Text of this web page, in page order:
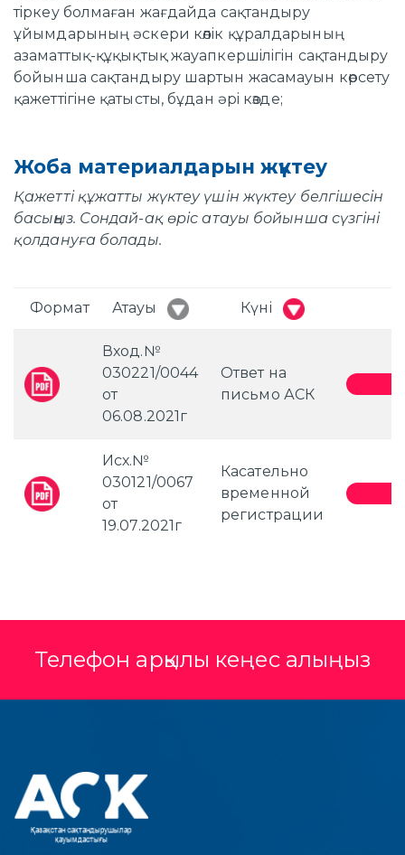
тiркеу болмаған жағдайда сақтандыру
ұйымдарының әскери көлiк құралдарының
азаматтық-құқықтық жауапкершiлiгiн сақтандыру
бойынша сақтандыру шартын жасамауын көрсету
қажеттiгiне қатысты, бұдан әрi көзде;
Жоба материалдарын жүктеу
Қажетті құжатты жүктеу үшін жүктеу белгішесін
басыңыз. Сондай-ақ өріс атауы бойынша сүзгіні
қолдануға болады.
Формат Атауы Күні
Вход.№
030221/0044
от
06.08.2021г
Ответ на
письмо АСК
Исх.№
030121/0067
от
19.07.2021г
Касательно
временной
регистрации
Телефон арқылы кеңес алыңыз